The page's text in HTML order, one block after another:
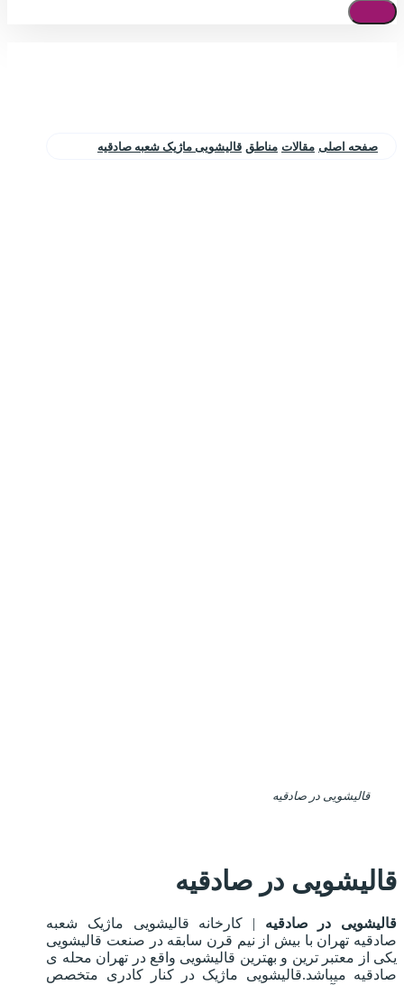
صفحه اصلی مقالات مناطق قالیشویی ماژیک شعبه صادقیه
قالیشویی در صادقیه
قالیشویی در صادقیه
قالیشویی در صادقیه | کارخانه قالیشویی ماژیک شعبه
صادقیه تهران با بیش از نیم قرن سابقه در صنعت قالیشویی
یکی از معتبر ترین و بهترین قالیشویی واقع در تهران محله ی
صادقیه میباشد.قالیشویی ماژیک در کنار کادری متخصص